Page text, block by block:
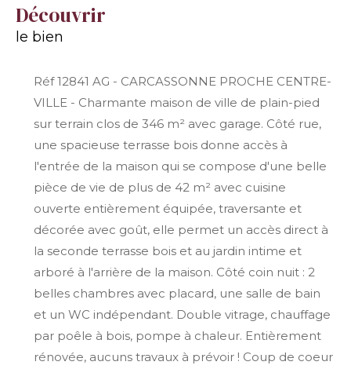
découvrir
le bien
Réf 12841 AG - CARCASSONNE PROCHE CENTRE-
VILLE - Charmante maison de ville de plain-pied
sur terrain clos de 346 m² avec garage. Côté rue,
une spacieuse terrasse bois donne accès à
l'entrée de la maison qui se compose d'une belle
pièce de vie de plus de 42 m² avec cuisine
ouverte entièrement équipée, traversante et
décorée avec goût, elle permet un accès direct à
la seconde terrasse bois et au jardin intime et
arboré à l'arrière de la maison. Côté coin nuit : 2
belles chambres avec placard, une salle de bain
et un WC indépendant. Double vitrage, chauffage
par poêle à bois, pompe à chaleur. Entièrement
rénovée, aucuns travaux à prévoir ! Coup de coeur